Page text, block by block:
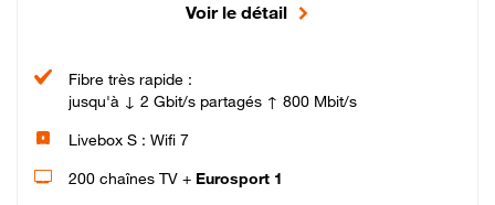
Voir le détail
Fibre très rapide :
jusqu'à ↓ 2 Gbit/s partagés ↑ 800 Mbit/s
Livebox S : Wifi 7
200 chaînes TV + Eurosport 1